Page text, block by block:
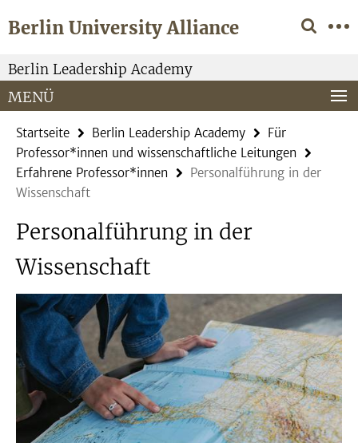
direkt
Inhalt
Berlin University Alliance
Service-
Navigation
Berlin Leadership Academy
MENÜ
Startseite Berlin Leadership Academy
Für
Professor*innen und wissenschaftliche Leitungen
Erfahrene Professor*innen
Personalführung in der
Wissenschaft
Personalführung in der
Wissenschaft